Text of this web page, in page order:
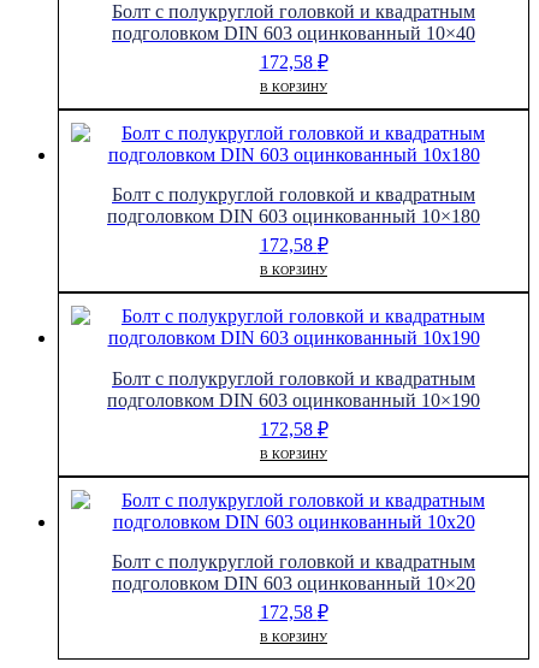
Болт с полукруглой головкой и квадратным
подголовком DIN 603 оцинкованный 10×40
172,58 ₽
В КОРЗИНУ
Болт с полукруглой головкой и квадратным
подголовком DIN 603 оцинкованный 10×180
172,58 ₽
В КОРЗИНУ
Болт с полукруглой головкой и квадратным
подголовком DIN 603 оцинкованный 10×190
172,58 ₽
В КОРЗИНУ
Болт с полукруглой головкой и квадратным
подголовком DIN 603 оцинкованный 10×20
172,58 ₽
В КОРЗИНУ